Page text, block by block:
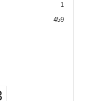
1
459